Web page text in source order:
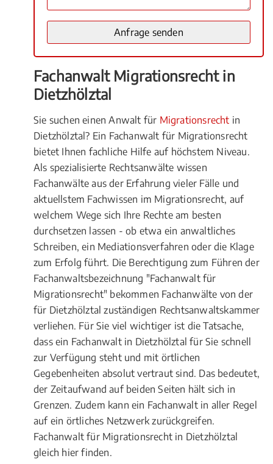
Fachanwalt Migrationsrecht in
Dietzhölztal
Sie suchen einen Anwalt für Migrationsrecht in
Dietzhölztal? Ein Fachanwalt für Migrationsrecht
bietet Ihnen fachliche Hilfe auf höchstem Niveau.
Als spezialisierte Rechtsanwälte wissen
Fachanwälte aus der Erfahrung vieler Fälle und
aktuellstem Fachwissen im Migrationsrecht, auf
welchem Wege sich Ihre Rechte am besten
durchsetzen lassen - ob etwa ein anwaltliches
Schreiben, ein Mediationsverfahren oder die Klage
zum Erfolg führt. Die Berechtigung zum Führen der
Fachanwaltsbezeichnung "Fachanwalt für
Migrationsrecht" bekommen Fachanwälte von der
für Dietzhölztal zuständigen Rechtsanwaltskammer
verliehen. Für Sie viel wichtiger ist die Tatsache,
dass ein Fachanwalt in Dietzhölztal für Sie schnell
zur Verfügung steht und mit örtlichen
Gegebenheiten absolut vertraut sind. Das bedeutet,
der Zeitaufwand auf beiden Seiten hält sich in
Grenzen. Zudem kann ein Fachanwalt in aller Regel
auf ein örtliches Netzwerk zurückgreifen.
Fachanwalt für Migrationsrecht in Dietzhölztal
gleich hier finden.